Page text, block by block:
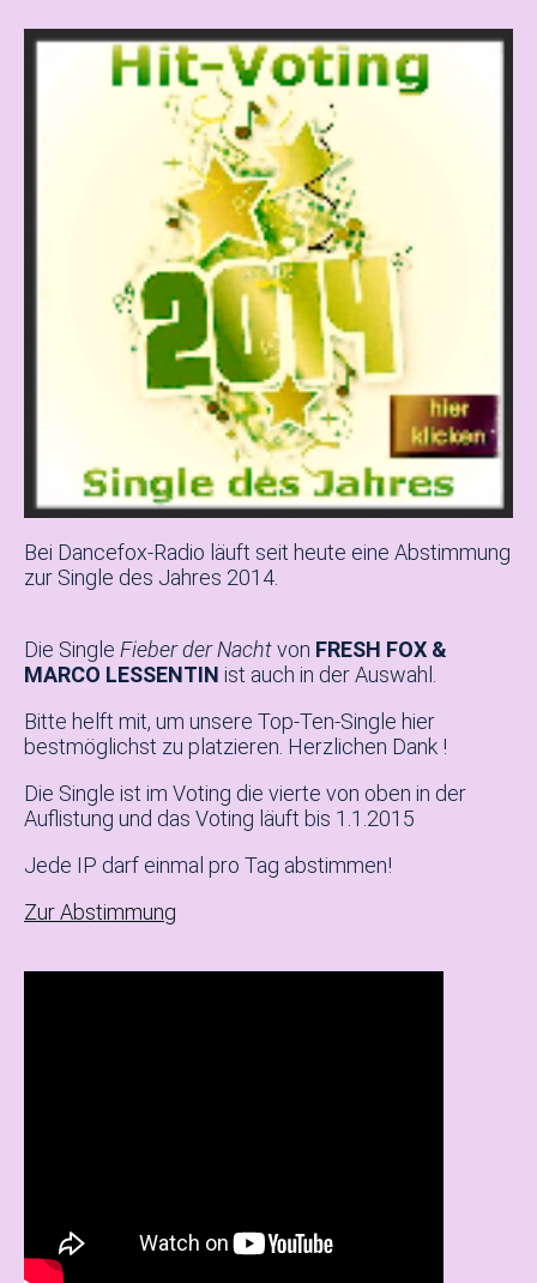
Bei Dancefox-Radio läuft seit heute eine Abstimmung
zur Single des Jahres 2014.
Die Single Fieber der Nachtvon FRESH FOX &
MARCO LESSENTIN ist auch in der Auswahl.
Bitte helft mit, um unsere Top-Ten-Single hier
bestmöglichst zu platzieren. Herzlichen Dank !
Die Single ist im Voting die vierte von oben in der
Auflistung und das Voting läuft bis 1.1.2015
Jede IP darf einmal pro Tag abstimmen!
Zur Abstimmung